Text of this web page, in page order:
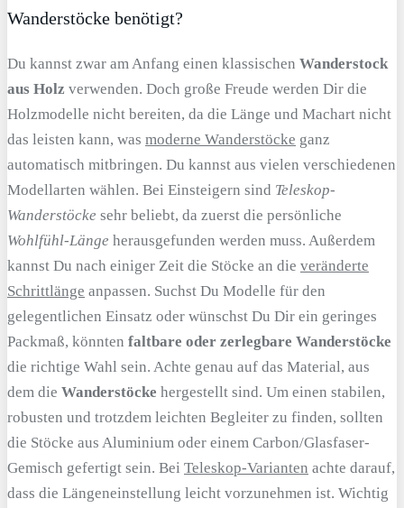
Wanderstöcke benötigt?
Du kannst zwar am Anfang einen klassischen Wanderstock
aus Holz verwenden. Doch große Freude werden Dir die
Holzmodelle nicht bereiten, da die Länge und Machart nicht
das leisten kann, was moderne Wanderstöcke ganz
automatisch mitbringen. Du kannst aus vielen verschiedenen
Modellarten wählen. Bei Einsteigern sind Teleskop-
Wanderstöcke sehr beliebt, da zuerst die persönliche
Wohlfühl-Länge herausgefunden werden muss. Außerdem
kannst Du nach einiger Zeit die Stöcke an die veränderte
Schrittlänge anpassen. Suchst Du Modelle für den
gelegentlichen Einsatz oder wünschst Du Dir ein geringes
Packmaß, könnten faltbare oder zerlegbare Wanderstöcke
die richtige Wahl sein. Achte genau auf das Material, aus
dem die Wanderstöcke hergestellt sind. Um einen stabilen,
robusten und trotzdem leichten Begleiter zu finden, sollten
die Stöcke aus Aluminium oder einem Carbon/Glasfaser-
Gemisch gefertigt sein. Bei Teleskop-Varianten achte darauf,
dass die Längeneinstellung leicht vorzunehmen ist. Wichtig